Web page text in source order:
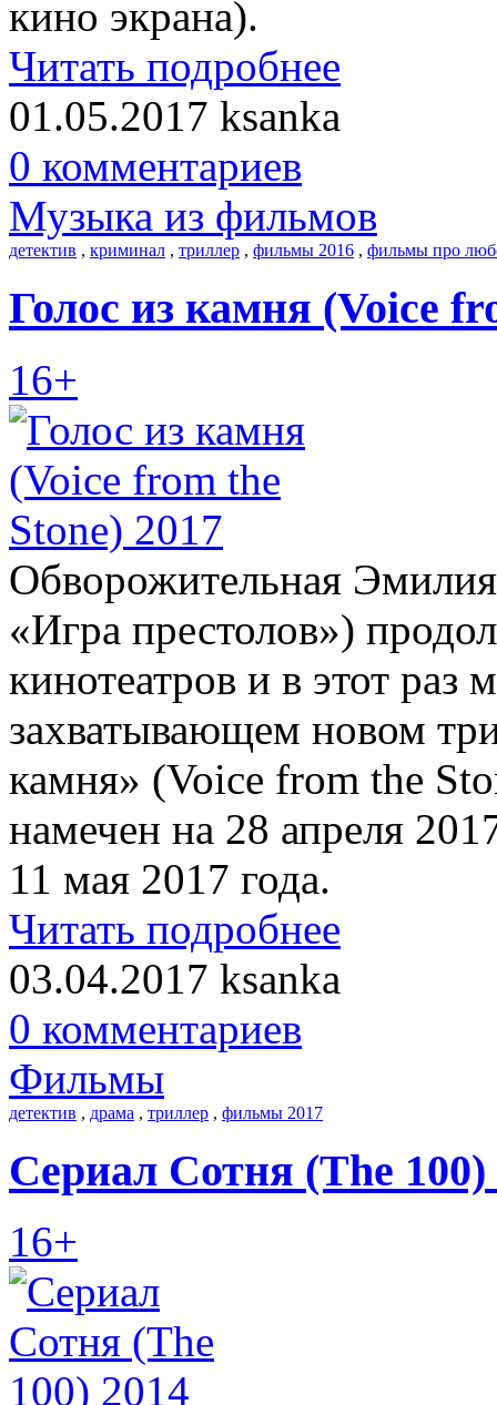
кино экрана).
Читать подробнее
01.05.2017 ksanka
0 комментариев
Музыка из фильмов
детектив , криминал , триллер , фильмы 2016 , фильмы про
Голос из камня (Voice
16+
Обворожительная
«Игра престолов»)
кинотеатров и в этот раз
захватывающем новом
камня» (Voice from the
намечен на 28 апреля
11 мая 2017 года.
Читать подробнее
03.04.2017 ksanka
0 комментариев
Фильмы
детектив , драма , триллер , фильмы 2017
Сериал Сотня (The 100)
16+